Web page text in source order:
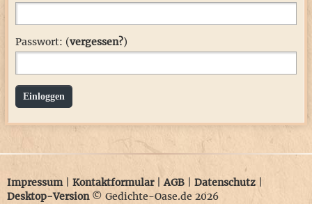
Passwort: (vergessen?)
Einloggen
Impressum| Kontaktformular|AGB Datenschutz
Desktop-Version© Gedichte-Oase.de 2026